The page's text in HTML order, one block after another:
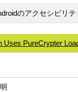
のアクセシビリ
Uses PureCrypter